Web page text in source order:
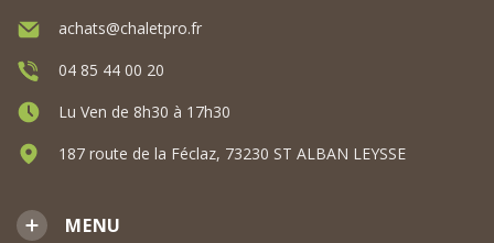
MENU
achats@chaletpro.fr
04 85 44 00 20
Lu Ven de 8h30 à 17h30
187 route de la Féclaz, 73230 ST ALBAN LEYSSE